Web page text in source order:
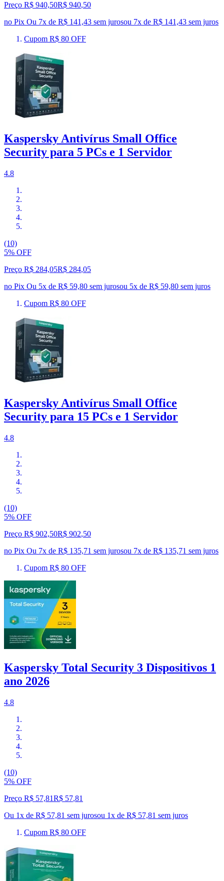
Preço R$ 940,50R$ 940,50
no Pix Ou 7x de R$ 141,43 sem jurosou 7x de R$ 141,43 sem juros
Cupom R$ 80 OFF
Kaspersky Antivírus Small Office
Security para 5 PCs e 1 Servidor
4.8
(10)
5% OFF
Preço R$ 284,05R$ 284,05
no Pix Ou 5x de R$ 59,80 sem jurosou 5x de R$ 59,80 sem juros
Cupom R$ 80 OFF
Kaspersky Antivírus Small Office
Security para 15 PCs e 1 Servidor
4.8
(10)
5% OFF
Preço R$ 902,50R$ 902,50
no Pix Ou 7x de R$ 135,71 sem jurosou 7x de R$ 135,71 sem juros
Cupom R$ 80 OFF
Kaspersky Total Security 3 Dispositivos 1
ano 2026
4.8
(10)
5% OFF
Preço R$ 57,81R$ 57,81
Ou 1x de R$ 57,81 sem jurosou 1x de R$ 57,81 sem juros
Cupom R$ 80 OFF